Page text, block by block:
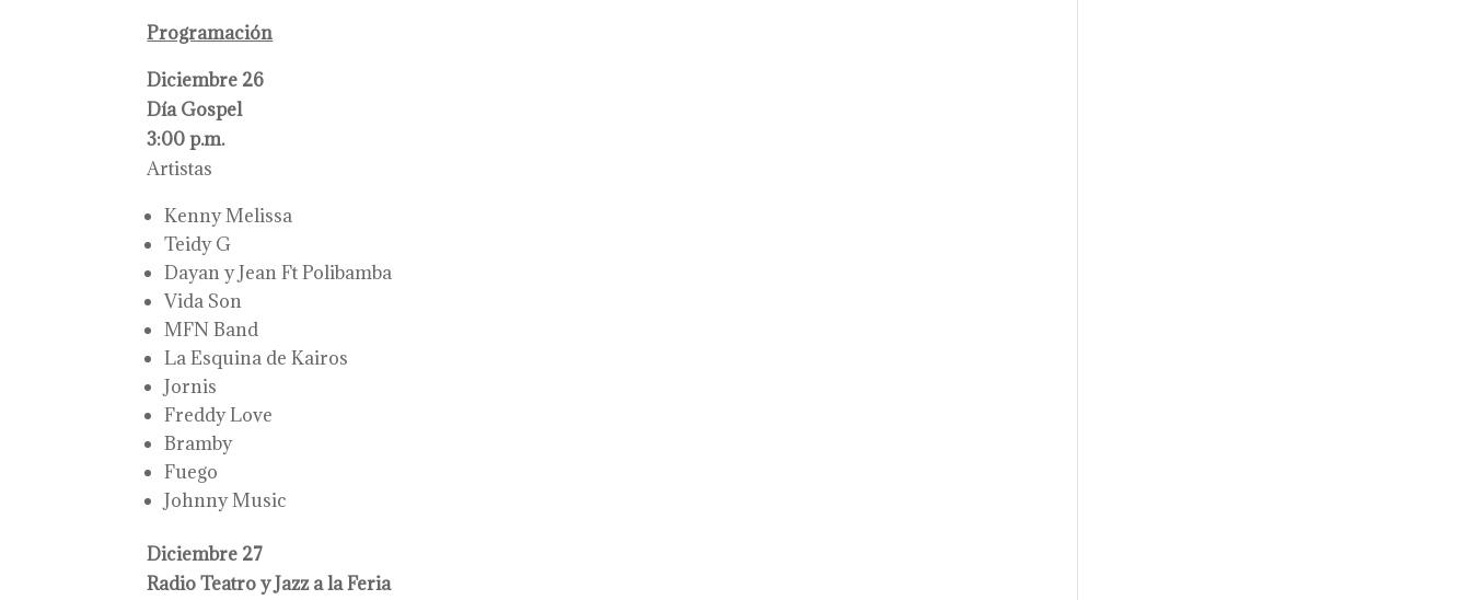
Programación
Diciembre 26
Día Gospel
3:00 p.m.
Artistas
Kenny Melissa
Teidy G
Dayan y Jean Ft Polibamba
Vida Son
MFN Band
La Esquina de Kairos
Jornis
Freddy Love
Bramby
Fuego
Johnny Music
Diciembre 27
Radio Teatro y Jazz a la Feria